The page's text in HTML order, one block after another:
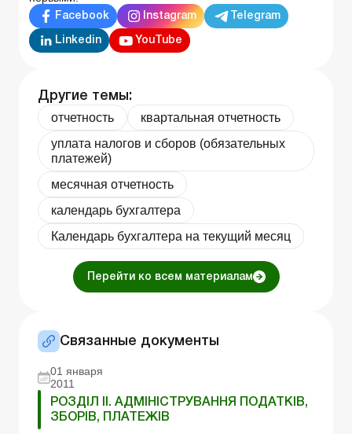
Facebook Instagram Telegram
Linkedin YouTube
Другие темы:
отчетность
квартальная отчетность
уплата налогов и сборов (обязательных
платежей)
месячная отчетность
календарь бухгалтера
Календарь бухгалтера на текущий месяц
Перейти ко всем материалам
Связанные документы
01 января
2011
РОЗДІЛ II. АДМІНІСТРУВАННЯ ПОДАТКІВ,
ЗБОРІВ, ПЛАТЕЖІВ